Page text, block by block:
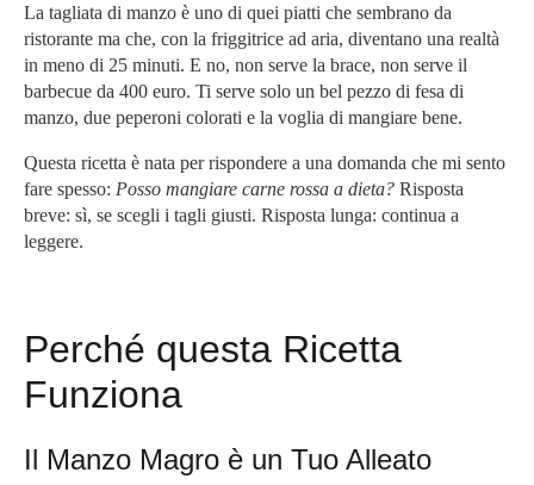
La tagliata di manzo è uno di quei piatti che sembrano da
ristorante ma che, con la friggitrice ad aria, diventano una realtà
in meno di 25 minuti. E no, non serve la brace, non serve il
barbecue da 400 euro. Ti serve solo un bel pezzo di fesa di
manzo, due peperoni colorati e la voglia di mangiare bene.
Questa ricetta è nata per rispondere a una domanda che mi sento
fare spesso: Posso mangiare carne rossa a dieta? Risposta
breve: sì, se scegli i tagli giusti. Risposta lunga: continua a
leggere.
Perché questa Ricetta
Funziona
Il Manzo Magro è un Tuo Alleato